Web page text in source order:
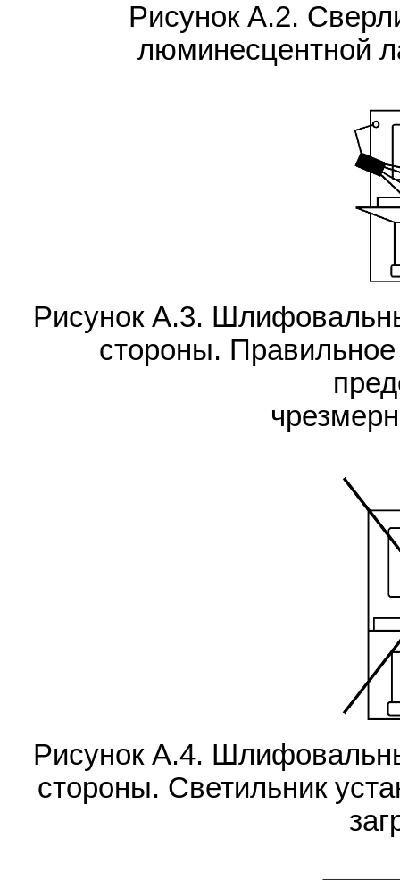
Рисунок А.2.
люминесцентной
Рисунок А.3.
стороны.
Рисунок А.4.
стороны. Светильник